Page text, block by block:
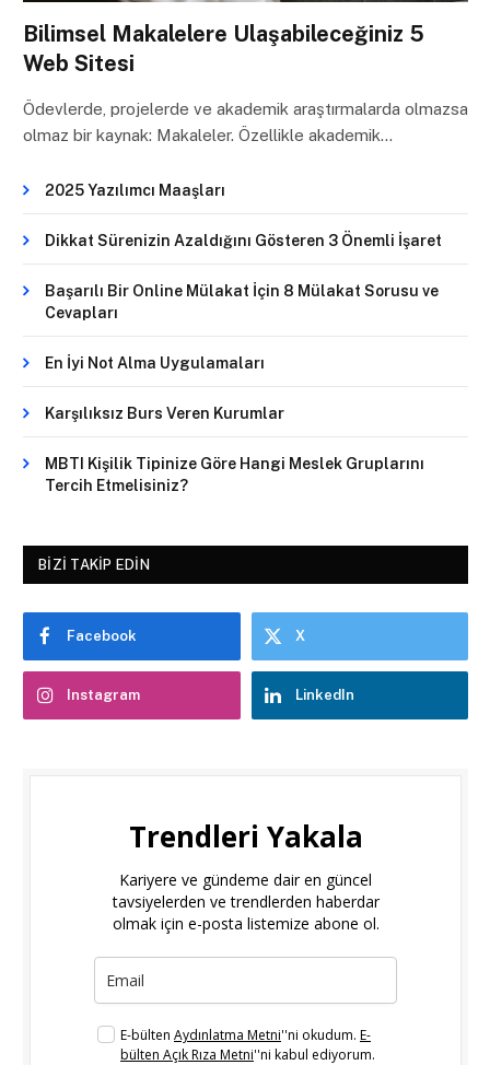
Bilimsel Makalelere Ulaşabileceğiniz 5
Web Sitesi
Ödevlerde, projelerde ve akademik araştırmalarda olmazsa
olmaz bir kaynak: Makaleler. Özellikle akademik…
2025 Yazılımcı Maaşları
Dikkat Sürenizin Azaldığını Gösteren 3 Önemli İşaret
Başarılı Bir Online Mülakat İçin 8 Mülakat Sorusu ve
Cevapları
En İyi Not Alma Uygulamaları
Karşılıksız Burs Veren Kurumlar
MBTI Kişilik Tipinize Göre Hangi Meslek Gruplarını
Tercih Etmelisiniz?
BIZI TAKIP EDIN
Facebook X
Instagram LinkedIn
Trendleri Yakala
Kariyere ve gündeme dair en güncel
tavsiyelerden ve trendlerden haberdar
olmak için e-posta listemize abone ol.
E-bülten Aydınlatma Metni''ni okudum. E-
bülten Açık Rıza Metni''ni kabul ediyorum.